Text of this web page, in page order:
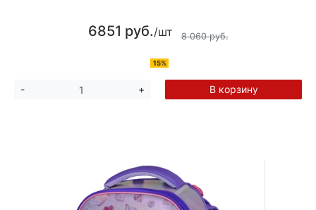
6851 руб./шт 8 060 руб.
15%
- + В корзину